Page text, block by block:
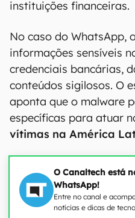
instituições financeiras.
No caso do WhatsApp,
informações sensíveis
credenciais bancárias,
conteúdos sigilosos. O
aponta que o malware
específicas para atuar
vítimas na América
O Canaltech está
WhatsApp!
Entre no canal e
notícias e dicas de